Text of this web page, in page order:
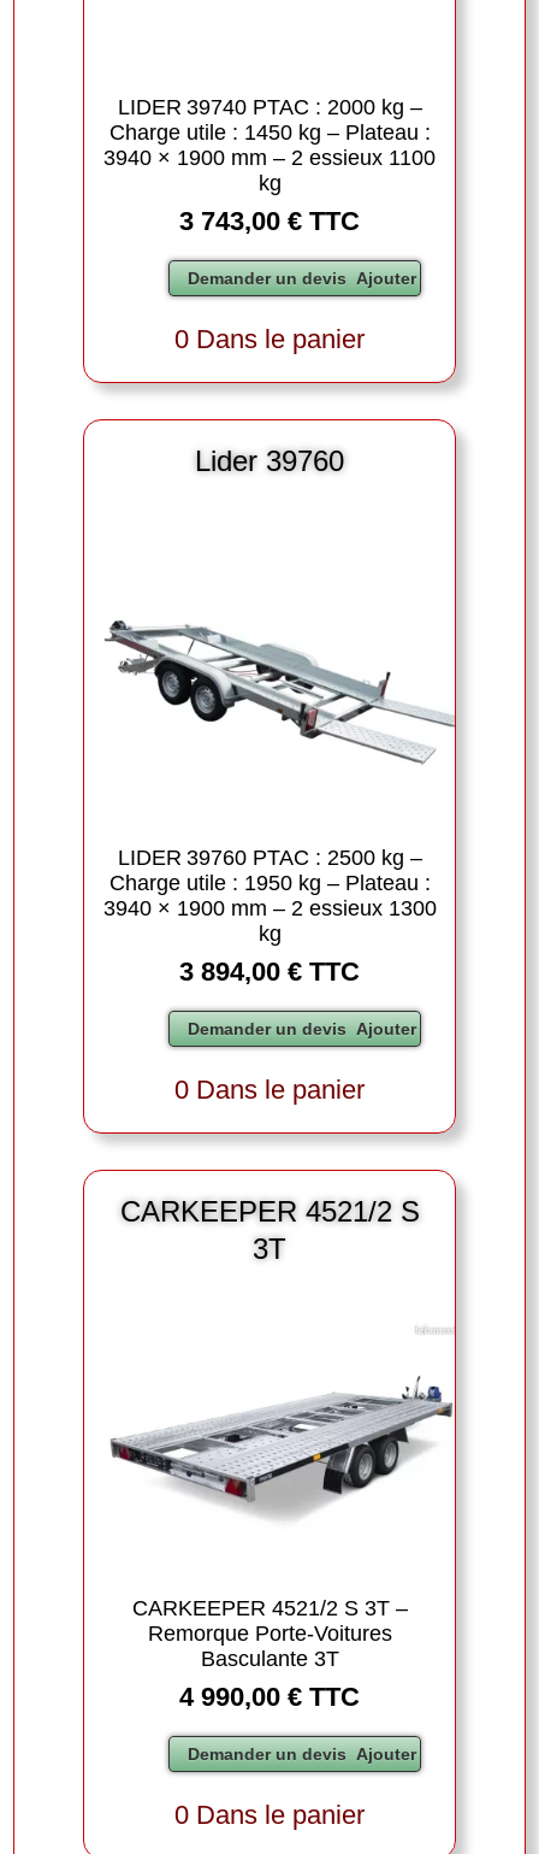
LIDER 39740 PTAC : 2000 kg –
Charge utile : 1450 kg – Plateau :
3940 × 1900 mm – 2 essieux 1100
kg
3 743,00 € TTC
0 Dans le panier
Lider 39760
LIDER 39760 PTAC : 2500 kg –
Charge utile : 1950 kg – Plateau :
3940 × 1900 mm – 2 essieux 1300
kg
3 894,00 € TTC
0 Dans le panier
CARKEEPER 4521/2 S
3T
CARKEEPER 4521/2 S 3T –
Remorque Porte-Voitures
Basculante 3T
4 990,00 € TTC
0 Dans le panier